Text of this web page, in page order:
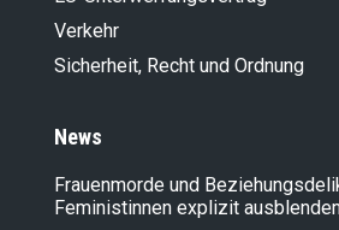
Verkehr
Sicherheit, Recht und Ordnung
News
Frauenmorde und
Feministinnen explizit